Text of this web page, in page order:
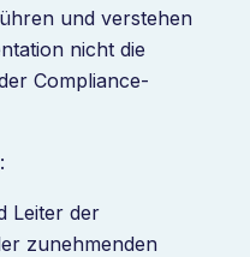
und verstehen
nicht die
Compliance-
Leiter der
zunehmenden